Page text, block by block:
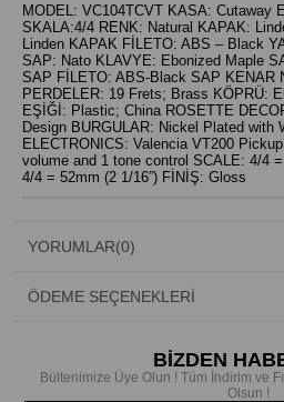
MODEL: VC104TCVT KASA: Cutaway
SKALA:4/4 RENK: Natural KAPAK:
Linden KAPAK FİLETO: ABS – Black
SAP: Nato KLAVYE: Ebonized Maple
SAP FİLETO: ABS-Black SAP KENAR
PERDELER: 19 Frets; Brass KÖPRÜ:
EŞİĞİ: Plastic; China ROSETTE
Design BURGULAR: Nickel Plated with
ELECTRONICS: Valencia VT200
volume and 1 tone control SCALE: 4/4
4/4 = 52mm (2 1/16”) FİNİŞ: Gloss
YORUMLAR(0)
ÖDEME SEÇENEKLERI
BİZDEN
Bültenimize Üye Olun ! Tüm İndirim ve
Olsun !